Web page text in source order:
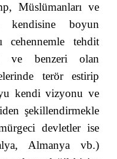
Müslümanları ve
kendisine boyun
cehennemle tehdit
ve benzeri olan
terör estirip
kendi vizyonu ve
şekillendirmekle
devletler ise
Almanya vb.)